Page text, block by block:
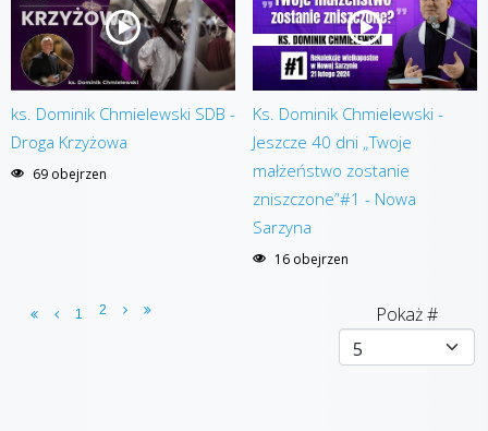
ks. Dominik Chmielewski SDB -
Droga Krzyżowa
69 obejrzen
Ks. Dominik Chmielewski -
Jeszcze 40 dni „Twoje
małżeństwo zostanie
zniszczone”#1 - Nowa
Sarzyna
16 obejrzen
Pokaż #
1 2